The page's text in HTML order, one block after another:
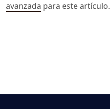
avanzada para este artículo.